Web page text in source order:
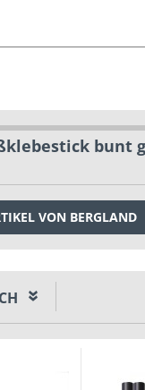
bunt
VON BERGLAND